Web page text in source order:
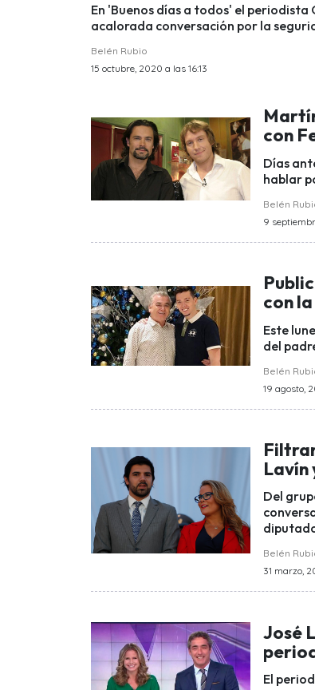
En 'Buenos días a todos' el
acalorada conversación por la
Belén Rubio
15 octubre, 2020 a las 16:13
con
Días
hablar
Belén
9
con
Este
del
Belén
19 agosto,
Lavín
Del
Belén
31 marzo,
José
El